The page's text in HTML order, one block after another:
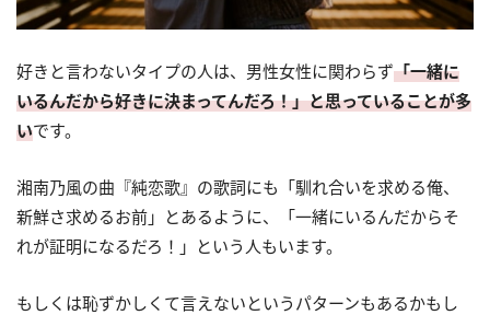
好きと言わないタイプの人は、男性女性に関わらず「一緒に
いるんだから好きに決まってんだろ！」と思っていることが多
いです。
湘南乃風の曲『純恋歌』の歌詞にも「馴れ合いを求める俺、
新鮮さ求めるお前」とあるように、「一緒にいるんだからそ
れが証明になるだろ！」という人もいます。
もしくは恥ずかしくて言えないというパターンもあるかもし